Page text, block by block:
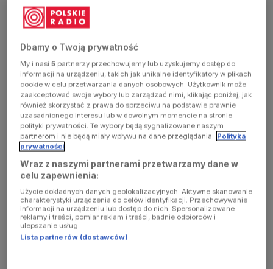
exception
has
occurred
(see the
browser
console for
more
information)
Dbamy o Twoją prywatność
My i nasi5 partnerzy przechowujemy lub uzyskujemy dostęp do
informacji na urządzeniu, takich jak unikalne identyfikatory w plikach
cookie w celu przetwarzania danych osobowych. Użytkownik może
zaakceptować swoje wybory lub zarządzać nimi, klikając poniżej, jak
również skorzystać z prawa do sprzeciwu na podstawie prawnie
uzasadnionego interesu lub w dowolnym momencie na stronie
polityki prywatności. Te wybory będą sygnalizowane naszym
partnerom i nie będą miały wpływu na dane przeglądania. Polityka
prywatności
Wraz z naszymi partnerami przetwarzamy dane w
celu zapewnienia:
Użycie dokładnych danych geolokalizacyjnych. Aktywne skanowanie
charakterystyki urządzenia do celów identyfikacji. Przechowywanie
informacji na urządzeniu lub dostęp do nich. Spersonalizowane
reklamy i treści, pomiar reklam i treści, badnie odbiorców i
ulepszanie usług.
Lista partnerów (dostawców)